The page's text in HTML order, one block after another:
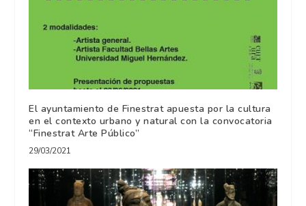
El ayuntamiento de Finestrat apuesta por la cultura
en el contexto urbano y natural con la convocatoria
“Finestrat Arte Público”
29/03/2021